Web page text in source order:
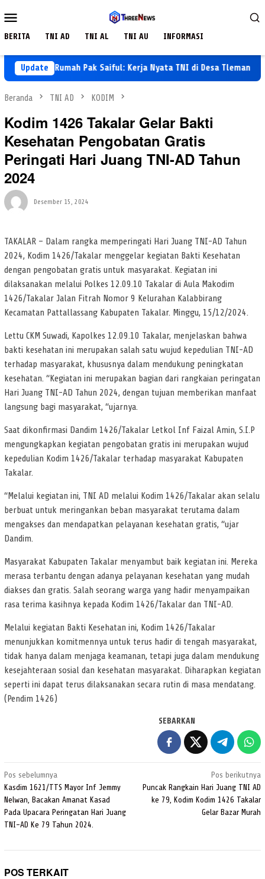
ke
Mobile
BERITA TNI AD TNI AL TNI AU INFORMASI
Update
Rumah Pak Saiful: Kerja Nyata TNI di Desa Tlemang
Beranda TNI AD KODIM
Kodim 1426 Takalar Gelar Bakti
Kesehatan Pengobatan Gratis
Peringati Hari Juang TNI-AD Tahun
2024
Desember 15, 2024
TAKALAR – Dalam rangka memperingati Hari Juang TNI-AD Tahun
2024, Kodim 1426/Takalar menggelar kegiatan Bakti Kesehatan
dengan pengobatan gratis untuk masyarakat. Kegiatan ini
dilaksanakan melalui Polkes 12.09.10 Takalar di Aula Makodim
1426/Takalar Jalan Fitrah Nomor 9 Kelurahan Kalabbirang
Kecamatan Pattallassang Kabupaten Takalar. Minggu, 15/12/2024.
Lettu CKM Suwadi, Kapolkes 12.09.10 Takalar, menjelaskan bahwa
bakti kesehatan ini merupakan salah satu wujud kepedulian TNI-AD
terhadap masyarakat, khususnya dalam mendukung peningkatan
kesehatan. “Kegiatan ini merupakan bagian dari rangkaian peringatan
Hari Juang TNI-AD Tahun 2024, dengan tujuan memberikan manfaat
langsung bagi masyarakat, “ujarnya.
Saat dikonfirmasi Dandim 1426/Takalar Letkol Inf Faizal Amin, S.I.P
mengungkapkan kegiatan pengobatan gratis ini merupakan wujud
kepedulian Kodim 1426/Takalar terhadap masyarakat Kabupaten
Takalar.
“Melalui kegiatan ini, TNI AD melalui Kodim 1426/Takalar akan selalu
berbuat untuk meringankan beban masyarakat terutama dalam
mengakses dan mendapatkan pelayanan kesehatan gratis, “ujar
Dandim.
Masyarakat Kabupaten Takalar menyambut baik kegiatan ini. Mereka
merasa terbantu dengan adanya pelayanan kesehatan yang mudah
diakses dan gratis. Salah seorang warga yang hadir menyampaikan
rasa terima kasihnya kepada Kodim 1426/Takalar dan TNI-AD.
Melalui kegiatan Bakti Kesehatan ini, Kodim 1426/Takalar
menunjukkan komitmennya untuk terus hadir di tengah masyarakat,
tidak hanya dalam menjaga keamanan, tetapi juga dalam mendukung
kesejahteraan sosial dan kesehatan masyarakat. Diharapkan kegiatan
seperti ini dapat terus dilaksanakan secara rutin di masa mendatang.
(Pendim 1426)
SEBARKAN
Navigasi
pos
Pos sebelumnya
Kasdim 1621/TTS Mayor Inf Jemmy
Nelwan, Bacakan Amanat Kasad
Pada Upacara Peringatan Hari Juang
TNI-AD Ke 79 Tahun 2024.
Pos berikutnya
Puncak Rangkain Hari Juang TNI AD
ke 79, Kodim Kodim 1426 Takalar
Gelar Bazar Murah
POS TERKAIT